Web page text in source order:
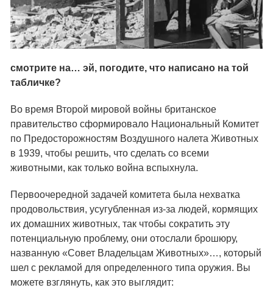
смотрите на… эй, погодите, что написано на той
табличке?
Во время Второй мировой войны британское
правительство сформировало Национальный Комитет
по Предосторожностям Воздушного налета Животных
в 1939, чтобы решить, что сделать со всеми
животными, как только война вспыхнула.
Первоочередной задачей комитета была нехватка
продовольствия, усугубленная из-за людей, кормящих
их домашних животных, так чтобы сократить эту
потенциальную проблему, они отослали брошюру,
названную «Совет Владельцам Животных»…, который
шел с рекламой для определенного типа оружия. Вы
можете взглянуть, как это выглядит: